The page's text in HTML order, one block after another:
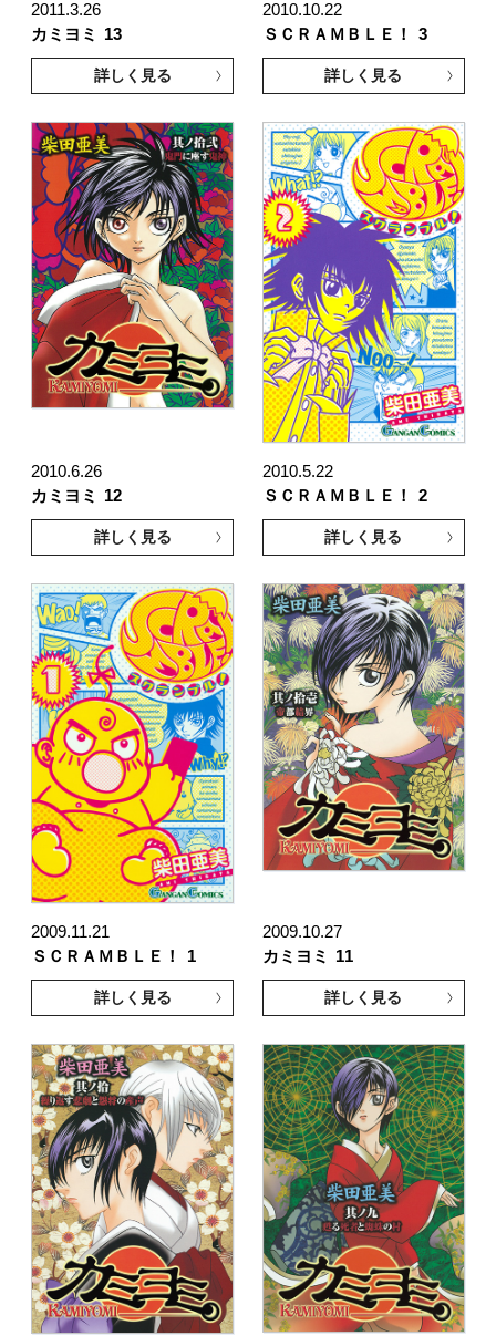
2011.3.26
カミヨミ
13
詳しく見る
2010.10.22
ＳＣＲＡＭＢＬＥ！
3
詳しく見る
2010.6.26
カミヨミ
12
詳しく見る
2010.5.22
ＳＣＲＡＭＢＬＥ！
2
詳しく見る
2009.11.21
ＳＣＲＡＭＢＬＥ！
1
詳しく見る
2009.10.27
カミヨミ
11
詳しく見る